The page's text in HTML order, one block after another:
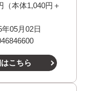
（本体1,040円＋
05月02日
こちら